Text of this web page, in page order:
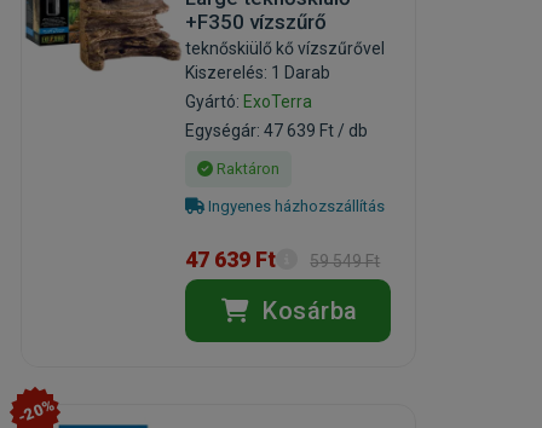
+F350 vízszűrő
teknőskiülő kő vízszűrővel
Kiszerelés: 1 Darab
Gyártó: ExoTerra
Egységár: 47 639 Ft / db
Raktáron
Ingyenes házhozszállítás
47 639 Ft 59 549 Ft
Kosárba
-20%